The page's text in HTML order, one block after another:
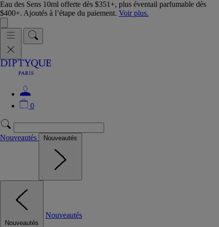
Eau des Sens 10ml offerte dès $351+, plus éventail parfumable dès
$400+. Ajoutés à l’étape du paiement. Voir plus.
0
Nouveautés Nouveautés
Nouveautés
Nouveautés